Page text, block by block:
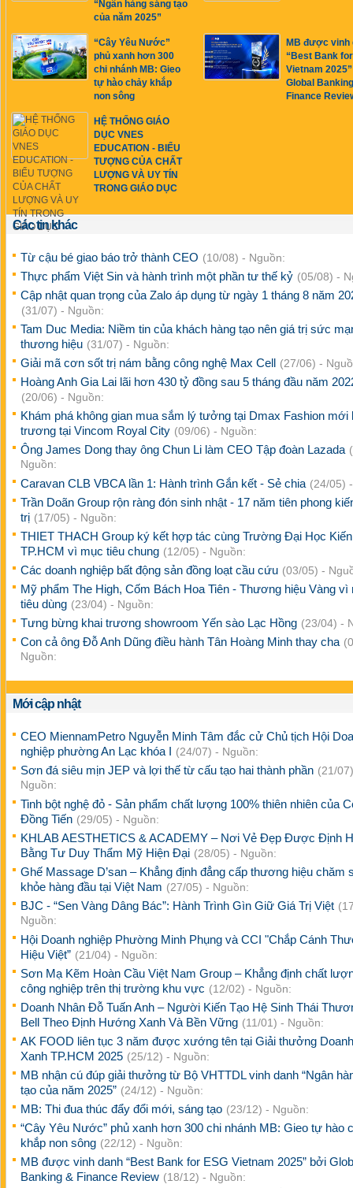
“Ngân hàng sáng tạo
của năm 2025”
“Cây Yêu Nước”
phủ xanh hơn 300
chi nhánh MB: Gieo
tự hào chảy khắp
non sông
MB được vinh
“Best Bank
Vietnam
Global
Finance
HỆ THỐNG GIÁO
DỤC VNES
EDUCATION - BIỂU
TƯỢNG CỦA CHẤT
LƯỢNG VÀ UY TÍN
TRONG GIÁO DỤC
Các tin khác
Từ cậu bé giao báo trở thành CEO (10/08) - Nguồn:
Thực phẩm Việt Sin và hành trình một phần tư thế kỷ (05/08) -
Cập nhật quan trọng của Zalo áp dụng từ ngày 1 tháng 8 năm
(31/07) - Nguồn:
Tam Duc Media: Niềm tin của khách hàng tạo nên giá trị sức
thương hiệu (31/07) - Nguồn:
Giải mã cơn sốt trị nám bằng công nghệ Max Cell (27/06) -
Hoàng Anh Gia Lai lãi hơn 430 tỷ đồng sau 5 tháng đầu năm
(20/06) - Nguồn:
Khám phá không gian mua sắm lý tưởng tại Dmax Fashion mới
trương tại Vincom Royal City (09/06) - Nguồn:
Ông James Dong thay ông Chun Li làm CEO Tập đoàn Lazada
Nguồn:
Caravan CLB VBCA lần 1: Hành trình Gắn kết - Sẻ chia (24/05)
Trần Doãn Group rộn ràng đón sinh nhật - 17 năm tiên phong
trị (17/05) - Nguồn:
THIET THACH Group ký kết hợp tác cùng Trường Đại Học
TP.HCM vì mục tiêu chung (12/05) - Nguồn:
Các doanh nghiệp bất động sản đồng loạt cầu cứu (03/05) -
Mỹ phẩm The High, Cốm Bách Hoa Tiên - Thương hiệu Vàng vì
tiêu dùng (23/04) - Nguồn:
Tưng bừng khai trương showroom Yến sào Lạc Hồng (23/04) -
Con cả ông Đỗ Anh Dũng điều hành Tân Hoàng Minh thay cha
Nguồn:
Mới cập nhật
CEO MiennamPetro Nguyễn Minh Tâm đắc cử Chủ tịch Hội
nghiệp phường An Lạc khóa I
(24/07) - Nguồn:
Sơn đá siêu mịn JEP và lợi thế từ cấu tạo hai thành phần (21/
Nguồn:
Tinh bột nghệ đỏ - Sản phẩm chất lượng 100% thiên nhiên của
Đồng Tiến (29/05) - Nguồn:
KHLAB AESTHETICS & ACADEMY – Nơi Vẻ Đẹp Được Định
Bằng Tư Duy Thẩm Mỹ Hiện Đại (28/05) - Nguồn:
Ghế Massage D’san – Khẳng định đẳng cấp thương hiệu chăm
khỏe hàng đầu tại Việt Nam (27/05) - Nguồn:
BJC - “Sen Vàng Dâng Bác”: Hành Trình Gìn Giữ Giá Trị Việt
Nguồn:
Hội Doanh nghiệp Phường Minh Phụng và CCI "Chắp Cánh
Hiệu Việt” (21/04) - Nguồn:
Sơn Mạ Kẽm Hoàn Cầu Việt Nam Group – Khẳng định chất
công nghiệp trên thị trường khu vực (12/02) - Nguồn:
Doanh Nhân Đỗ Tuấn Anh – Người Kiến Tạo Hệ Sinh Thái
Bell Theo Định Hướng Xanh Và Bền Vững (11/01) - Nguồn:
AK FOOD liên tục 3 năm được xướng tên tại Giải thưởng
Xanh TP.HCM 2025 (25/12) - Nguồn:
MB nhận cú đúp giải thưởng từ Bộ VHTTDL vinh danh “Ngân
tạo của năm 2025” (24/12) - Nguồn:
MB: Thi đua thúc đẩy đổi mới, sáng tạo (23/12) - Nguồn:
“Cây Yêu Nước” phủ xanh hơn 300 chi nhánh MB: Gieo tự hào
khắp non sông (22/12) - Nguồn:
MB được vinh danh “Best Bank for ESG Vietnam 2025” bởi
Banking & Finance Review (18/12) - Nguồn: